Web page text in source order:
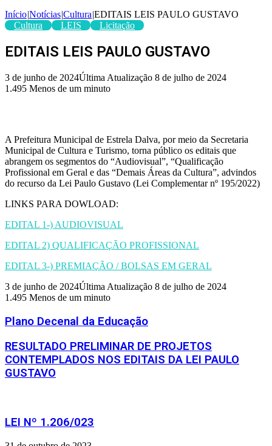
Início|Notícias|Cultura|EDITAIS LEIS PAULO GUSTAVO
Cultura
LEIS Licitação
EDITAIS LEIS PAULO GUSTAVO
3 de junho de 2024Última Atualização 8 de julho de 2024
1.495 Menos de um minuto
A Prefeitura Municipal de Estrela Dalva, por meio da Secretaria
Municipal de Cultura e Turismo, torna público os editais que
abrangem os segmentos do “Audiovisual”, “Qualificação
Profissional em Geral e das “Demais Áreas da Cultura”, advindos
do recurso da Lei Paulo Gustavo (Lei Complementar nº 195/2022)
LINKS PARA DOWLOAD:
EDITAL 1-) AUDIOVISUAL
EDITAL 2) QUALIFICAÇÃO PROFISSIONAL
EDITAL 3-) PREMIAÇÃO / BOLSAS EM GERAL
3 de junho de 2024Última Atualização 8 de julho de 2024
1.495 Menos de um minuto
Plano Decenal da Educação
RESULTADO PRELIMINAR DE PROJETOS
CONTEMPLADOS NOS EDITAIS DA LEI PAULO
GUSTAVO
LEI Nº 1.206/023